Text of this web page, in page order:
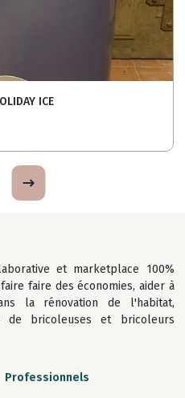
ICE
et marketplace 100%
faire des économies, aider à
la rénovation de l'habitat,
de bricoleuses et bricoleurs
Professionnels